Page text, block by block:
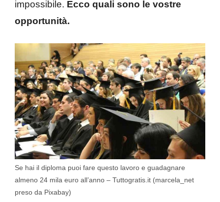
impossibile. Ecco quali sono le vostre
opportunità.
Se hai il diploma puoi fare questo lavoro e guadagnare
almeno 24 mila euro all’anno – Tuttogratis.it (marcela_net
preso da Pixabay)